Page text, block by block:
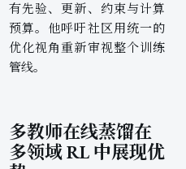
有先验、更新、约束与计算
预算。他呼吁社区用统一的
优化视角重新审视整个训练
管线。
多教师在线蒸馏在
多领域 RL 中展现优